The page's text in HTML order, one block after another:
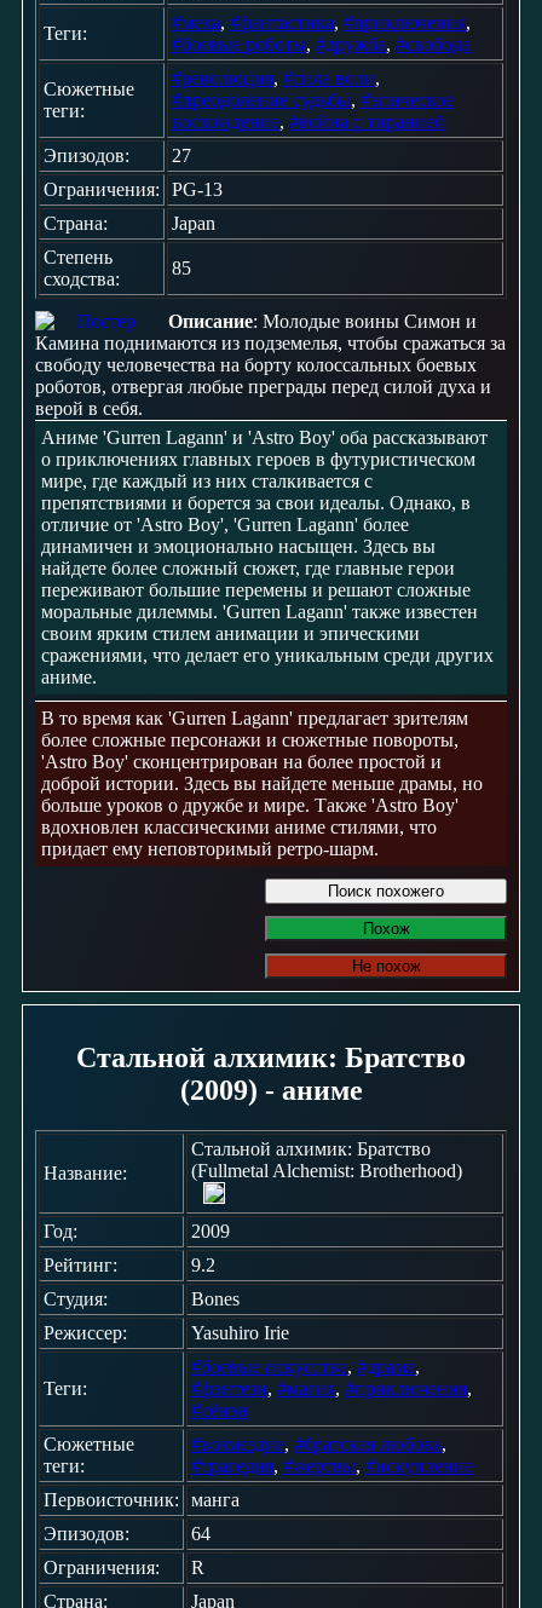
Теги:
#меха, #фантастика, #приключения,
#боевые роботы, #дружба, #свобода
Сюжетные
теги:
#революция, #сила воли,
#преодоление судьбы, #эпическое
восхождение, #война с тиранией
Эпизодов:
27
Ограничения:
PG-13
Страна:
Japan
Степень
сходства:
85
Описание: Молодые воины Симон и
Камина поднимаются из подземелья, чтобы сражаться за
свободу человечества на борту колоссальных боевых
роботов, отвергая любые преграды перед силой духа и
верой в себя.
Аниме 'Gurren Lagann' и 'Astro Boy' оба рассказывают
о приключениях главных героев в футуристическом
мире, где каждый из них сталкивается с
препятствиями и борется за свои идеалы. Однако, в
отличие от 'Astro Boy', 'Gurren Lagann' более
динамичен и эмоционально насыщен. Здесь вы
найдете более сложный сюжет, где главные герои
переживают большие перемены и решают сложные
моральные дилеммы. 'Gurren Lagann' также известен
своим ярким стилем анимации и эпическими
сражениями, что делает его уникальным среди других
аниме.
В то время как 'Gurren Lagann' предлагает зрителям
более сложные персонажи и сюжетные повороты,
'Astro Boy' сконцентрирован на более простой и
доброй истории. Здесь вы найдете меньше драмы, но
больше уроков о дружбе и мире. Также 'Astro Boy'
вдохновлен классическими аниме стилями, что
придает ему неповторимый ретро-шарм.
Поиск похожего
Похож
Не похож
Стальной алхимик: Братство
(2009) - аниме
Название:
Стальной алхимик: Братство
(Fullmetal Alchemist: Brotherhood)
Год:
2009
Рейтинг:
9.2
Студия:
Bones
Режиссер:
Yasuhiro Irie
Теги:
#боевые искусства, #драма,
#фэнтези, #магия, #приключения,
#сёнэн
Сюжетные
теги:
#возмездие, #братская любовь,
#трагедия, #жертвы, #искупление
Первоисточник:
манга
Эпизодов:
64
Ограничения:
R
Страна:
Japan